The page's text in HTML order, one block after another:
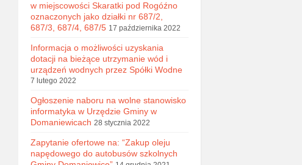
w miejscowości Skaratki pod Rogóźno
oznaczonych jako działki nr 687/2,
687/3, 687/4, 687/5 17 października 2022
Informacja o możliwości uzyskania
dotacji na bieżące utrzymanie wód i
urządzeń wodnych przez Spółki Wodne
7 lutego 2022
Ogłoszenie naboru na wolne stanowisko
informatyka w Urzędzie Gminy w
Domaniewicach 28 stycznia 2022
Zapytanie ofertowe na: “Zakup oleju
napędowego do autobusów szkolnych